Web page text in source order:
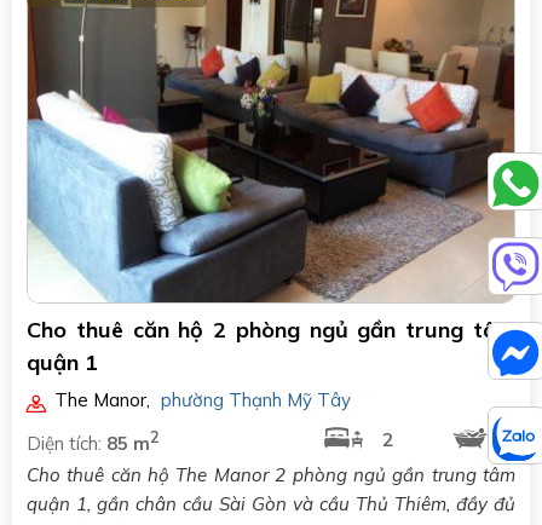
Cho thuê căn hộ 2 phòng ngủ gần trung tâm
quận 1
The Manor, phường Thạnh Mỹ Tây
Diện tích: 85 m2 2
1
Cho thuê căn hộ The Manor 2 phòng ngủ gần trung tâm
quận 1, gần chân cầu Sài Gòn và cầu Thủ Thiêm, đầy đủ